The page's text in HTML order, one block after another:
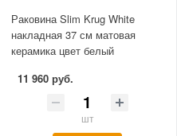
Раковина Slim Krug White
накладная 37 см матовая
керамика цвет белый
11 960 руб.
шт